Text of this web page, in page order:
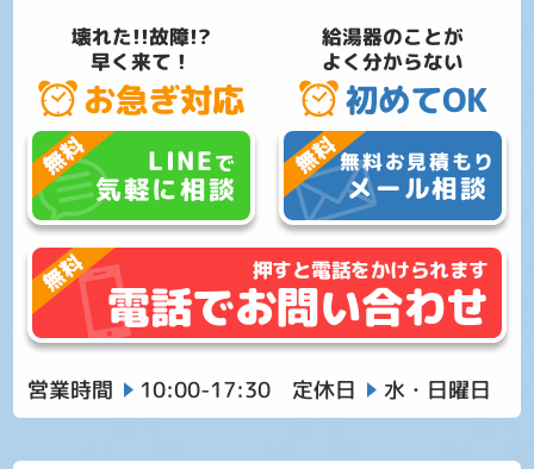
壊れた!!故障!?
早く来て！
お急ぎ対応
LINEで
気軽に相談
給湯器のことが
よく分からない
初めてOK
無料お見積もり
メール相談
押すと電話をかけられます
電話でお問い合わせ
営業時間 10:00-17:30 定休日 水・日曜日